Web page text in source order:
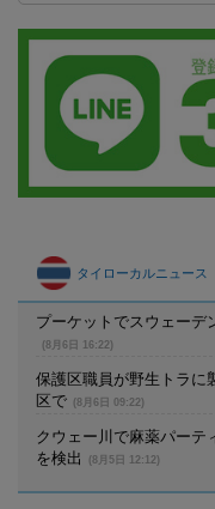
タイローカルニュース
プーケットでスウェー
(8月6日 16:22)
保護区職員が野生トラ
区で
(8月6日 09:22)
クウェー川で麻薬パー
を検出
(8月5日 12:12)